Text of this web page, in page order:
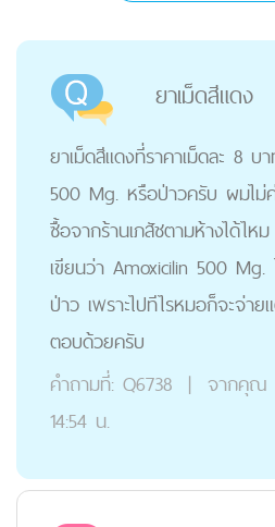
ยาเม็ดสีแดง
ยาเม็ดสีแดงที่ราคาเม็ดละ 8 บ
500 Mg. หรือป่าวครับ ผมไม่
ซื้อจากร้านเภสัชตามห้างได้ไ
เขียนว่า Amoxicilin 500
ป่าว เพราะไปทีไรหมอก็จะจ่า
ตอบด้วยครับ
คำถามที่: Q6738 | จากคุณ
14:54 น.